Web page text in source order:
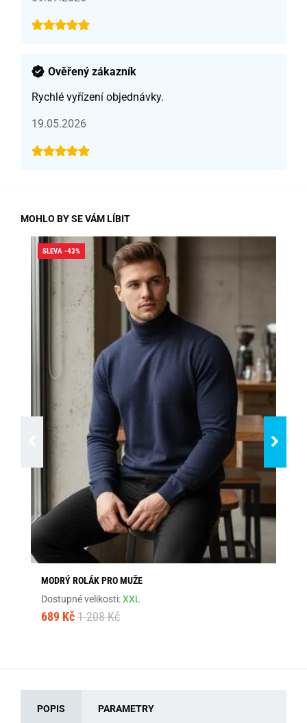
Ověřený zákazník
Rychlé vyřízení objednávky.
19.05.2026
MOHLO BY SE VÁM LÍBIT
SLEVA -43%
MODRÝ ROLÁK PRO MUŽE
Dostupné velikosti:XXL
689 Kč 1 208 Kč
POPIS PARAMETRY